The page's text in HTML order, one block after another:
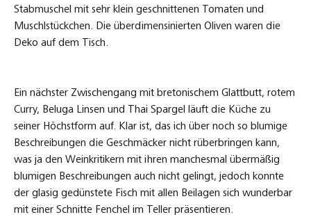
Stabmuschel mit sehr klein geschnittenen Tomaten und
Muschlstückchen. Die überdimensinierten Oliven waren die
Deko auf dem Tisch.
Ein nächster Zwischengang mit bretonischem Glattbutt, rotem
Curry, Beluga Linsen und Thai Spargel läuft die Küche zu
seiner Höchstform auf. Klar ist, das ich über noch so blumige
Beschreibungen die Geschmäcker nicht rüberbringen kann,
was ja den Weinkritikern mit ihren manchesmal übermäßig
blumigen Beschreibungen auch nicht gelingt, jedoch konnte
der glasig gedünstete Fisch mit allen Beilagen sich wunderbar
mit einer Schnitte Fenchel im Teller präsentieren.